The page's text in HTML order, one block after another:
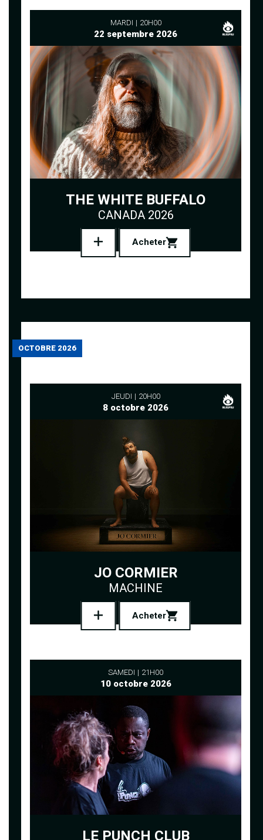
MARDI 20H00
22 septembre 2026
THE WHITE BUFFALO
CANADA 2026
Acheter
OCTOBRE 2026
JEUDI 20H00
8 octobre 2026
JO CORMIER
MACHINE
Acheter
SAMEDI 21H00
10 octobre 2026
LE PUNCH CLUB